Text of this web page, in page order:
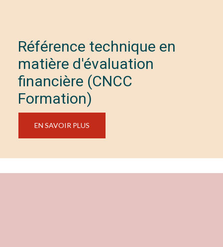
Référence technique en
matière d'évaluation
financière (CNCC
Formation)
EN SAVOIR PLUS